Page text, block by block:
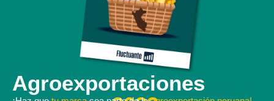
Agroexportaciones